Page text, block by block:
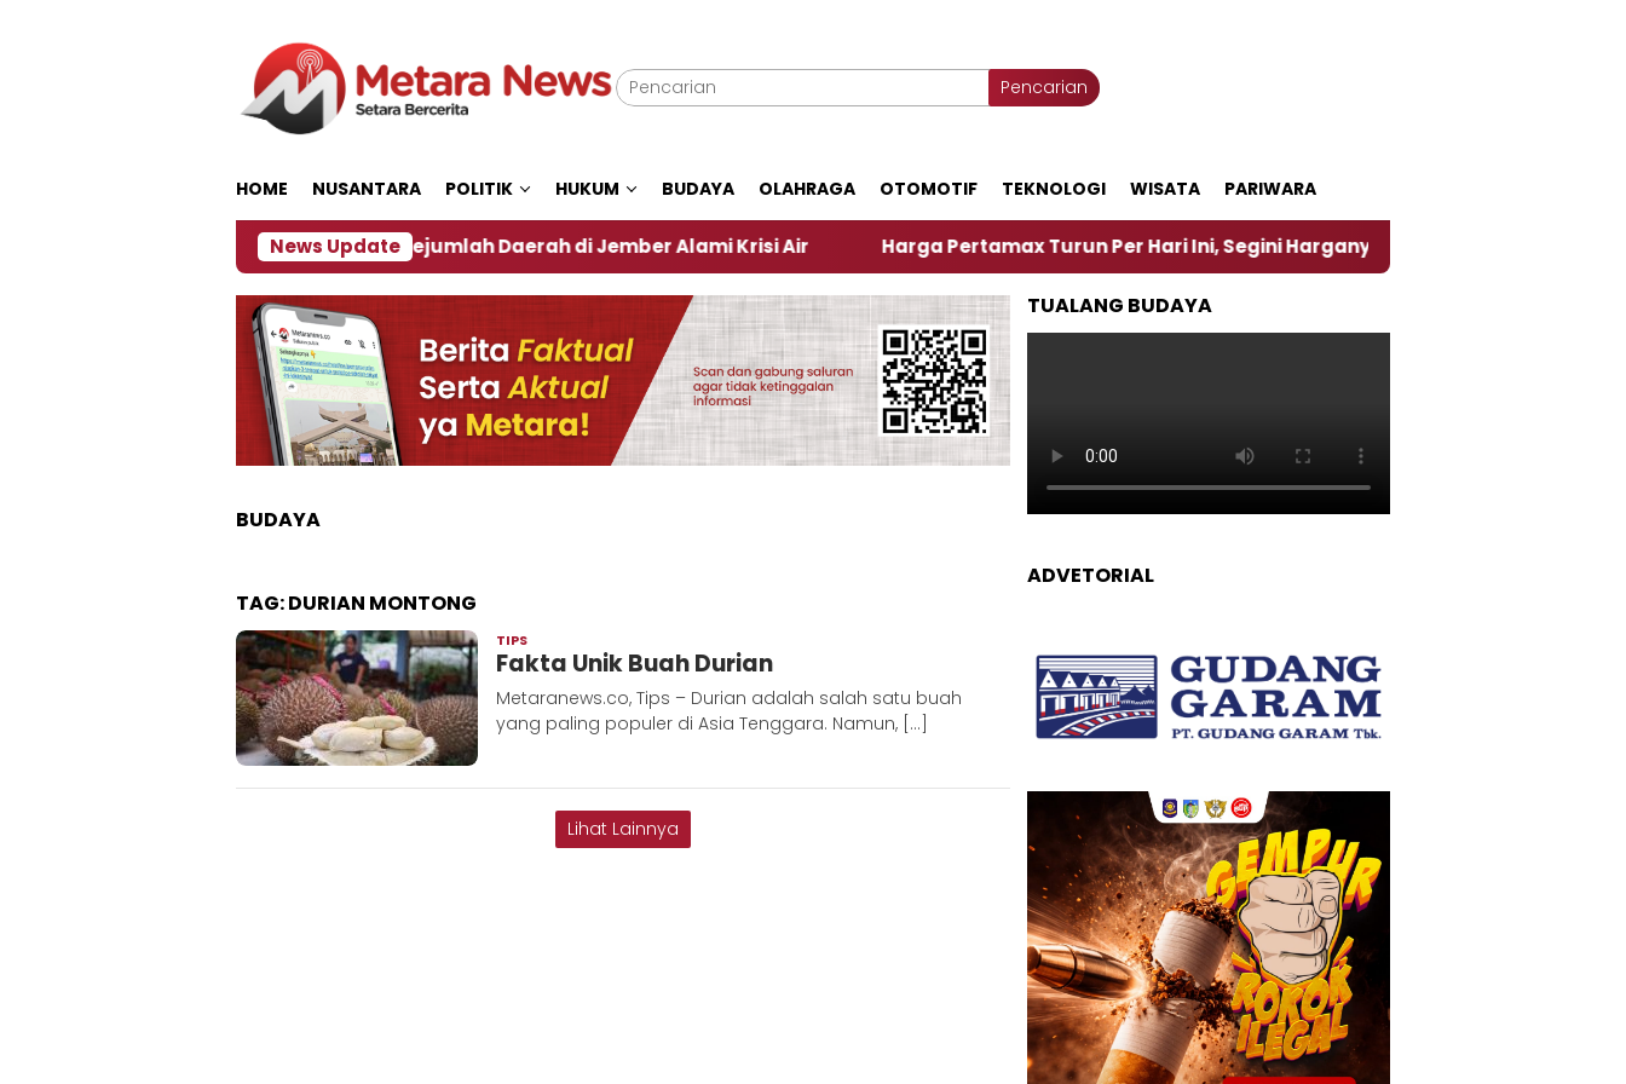
Pencarian
HOME NUSANTARA POLITIK HUKUM BUDAYA OLAHRAGA OTOMOTIF TEKNOLOGI WISATA PARIWARA
News Update
Dampak El Nino, Sejumlah Daerah di Jember Alami Krisi Air Harga Pertamax Turun Per Hari Ini, Segini Harganya ‎Nasirun Maestro Lukis
BUDAYA
TAG:DURIAN MONTONG
TIPS
Metaranews
Fakta Unik Buah Durian
Metaranews.co, Tips – Durian adalah salah satu buah
yang paling populer di Asia Tenggara. Namun, […]
Lihat Lainnya
TUALANG BUDAYA
ADVETORIAL